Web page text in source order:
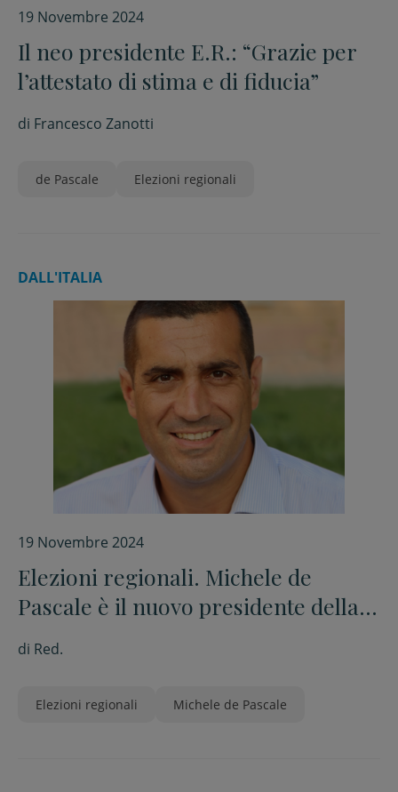
19 Novembre 2024
Il neo presidente E.R.: “Grazie per
l’attestato di stima e di fiducia”
di Francesco Zanotti
de Pascale Elezioni regionali
DALL'ITALIA
19 Novembre 2024
Elezioni regionali. Michele de
Pascale è il nuovo presidente della
Regione Emilia-Romagna
di Red.
Elezioni regionali Michele de Pascale